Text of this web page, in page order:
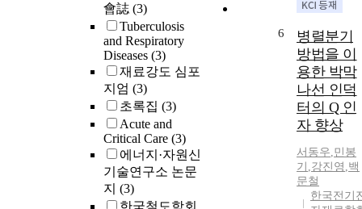
會誌 (3)
Tuberculosis
and Respiratory
Diseases (3)
재료강도 심포
지엄 (3)
초록집 (3)
Acute and
Critical Care (3)
에너지·자원신
기술연구소 논문
지 (3)
6
병렬분기
방법을 이
용한 박막
나선 인덕
터의 Q 인
자 향상
서동우,민봉
기 ,강진영 ,백
문철
한국전기